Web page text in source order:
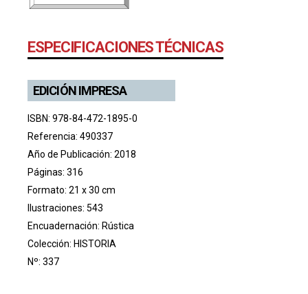
ESPECIFICACIONES TÉCNICAS
EDICIÓN IMPRESA
ISBN: 978-84-472-1895-0
Referencia: 490337
Año de Publicación: 2018
Páginas: 316
Formato: 21 x 30 cm
Ilustraciones: 543
Encuadernación: Rústica
Colección: HISTORIA
Nº: 337